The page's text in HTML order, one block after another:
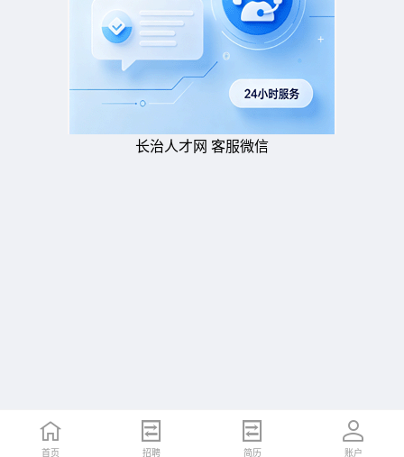
长治人才网 客服微信
首页 招聘 简历 账户